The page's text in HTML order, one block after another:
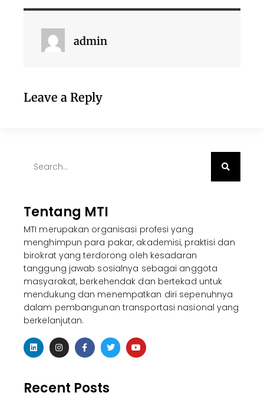
admin
Leave a Reply
Tentang MTI
MTI merupakan organisasi profesi yang
menghimpun para pakar, akademisi, praktisi dan
birokrat yang terdorong oleh kesadaran
tanggung jawab sosialnya sebagai anggota
masyarakat, berkehendak dan bertekad untuk
mendukung dan menempatkan diri sepenuhnya
dalam pembangunan transportasi nasional yang
berkelanjutan.
Recent Posts